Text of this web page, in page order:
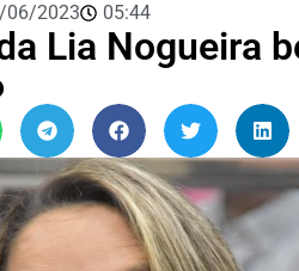
06/2023 05:44
Lia Nogueira